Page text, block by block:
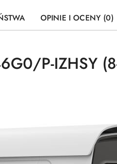
OPINIE I OCENY (0)
P-IZHSY